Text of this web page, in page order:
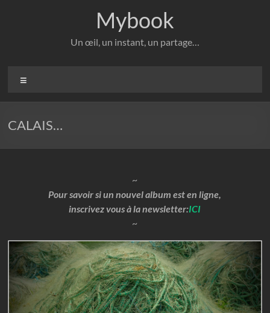
Mybook
Un œil, un instant, un partage…
CALAIS…
~
Pour savoir si un nouvel album est en ligne,
inscrivez vous à la newsletter:ICI
~